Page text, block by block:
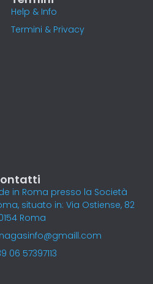
Help & Info
Termini & Privacy
in Roma presso la Società
situato in: Via Ostiense, 82
Roma
06 57397113